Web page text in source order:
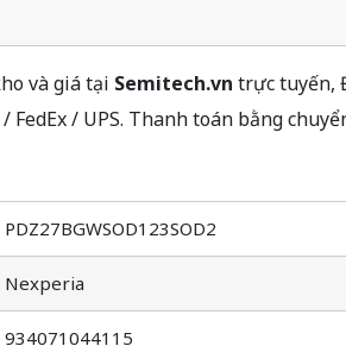
và giá tại Semitech.vn trực tuyến,
FedEx / UPS. Thanh toán bằng
PDZ27BGWSOD123SOD2
Nexperia
934071044115